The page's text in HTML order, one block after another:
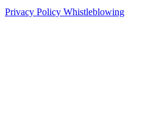
Privacy Policy Whistleblowing